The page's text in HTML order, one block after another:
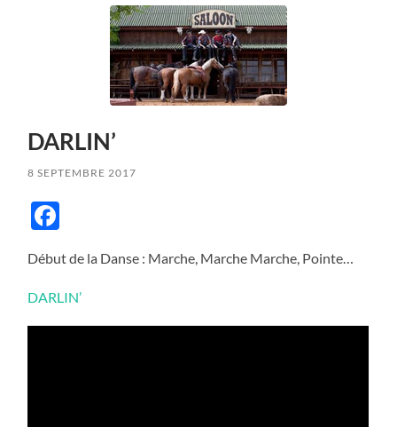
DARLIN’
8 SEPTEMBRE 2017
Début de la Danse : Marche, Marche Marche, Pointe…
DARLIN’